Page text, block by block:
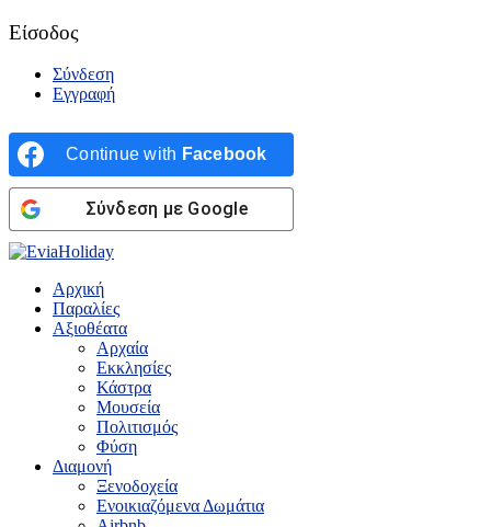
Είσοδος
Σύνδεση
Εγγραφή
Continue with Facebook
Σύνδεση με Google
Αρχική
Παραλίες
Αξιοθέατα
Αρχαία
Εκκλησίες
Κάστρα
Μουσεία
Πολιτισμός
Φύση
Διαμονή
Ξενοδοχεία
Ενοικιαζόμενα Δωμάτια